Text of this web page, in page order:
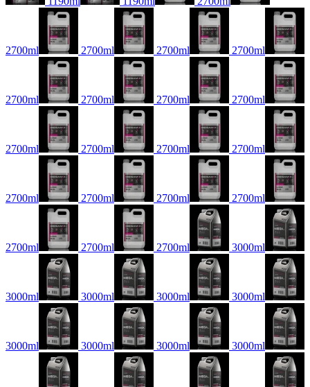
2700ml 2700ml 2700ml 2700ml
2700ml 2700ml 2700ml 2700ml
2700ml 2700ml 2700ml 2700ml
2700ml 2700ml 2700ml 2700ml
2700ml 2700ml 2700ml 3000ml
3000ml 3000ml 3000ml 3000ml
3000ml 3000ml 3000ml 3000ml